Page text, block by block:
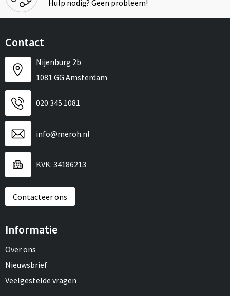
Hulp nodig? Geen probleem!
Contact
Nijenburg 2b
1081 GG Amsterdam
020 345 1081
info@meroh.nl
KVK: 34186213
Contacteer ons
Informatie
Over ons
Nieuwsbrief
Veelgestelde vragen